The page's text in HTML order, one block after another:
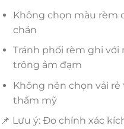
Không chọn màu rèm
chán
Tránh phối rèm ghi
trông ảm đạm
Không nên chọn vải
thẩm mỹ
📌 Lưu ý: Đo chính xác